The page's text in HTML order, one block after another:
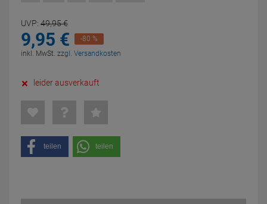
UVP: 49,95€
9,95 €
-80 %
inkl. MwSt. zzgl. Versandkosten
leider ausverkauft
teilen teilen